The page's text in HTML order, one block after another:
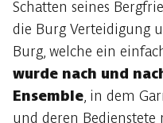
Schatten seines
die Burg Verteidigung
Burg, welche ein
wurde nach und
Ensemble , in dem
und deren Bedienstete